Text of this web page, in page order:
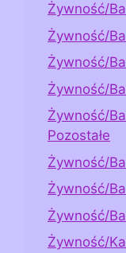
Żywność/
Żywność/
Żywność/
Żywność/
Żywność/
Pozostałe
Żywność/
Żywność/
Żywność/
Żywność/